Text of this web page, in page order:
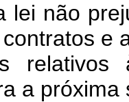
não
e
a próxima